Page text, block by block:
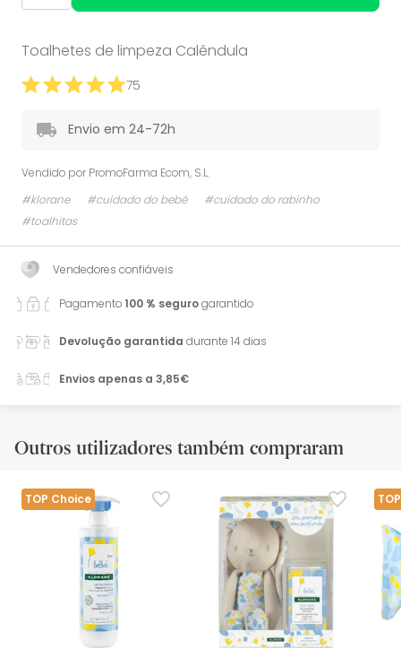
Toalhetes de limpeza Calêndula
75
Envio em 24-72h
Vendido por PromoFarma Ecom, S.L.
#klorane
#cuidado do bebé
#cuidado do rabinho
#toalhitas
Vendedores confiáveis
Pagamento100 % segurogarantido
Devolução garantida durante 14 dias
Envios apenas a 3,85€
Outros utilizadores também compraram
TOP Choice